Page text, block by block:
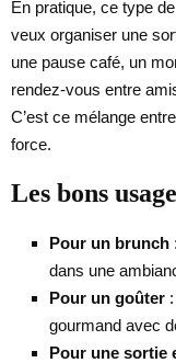
En pratique, ce type
veux organiser une
une pause café, un
rendez-vous entre
C’est ce mélange
force.
Les bons
Pour un brunch
dans une
Pour un goûter
gourmand avec
Pour une sortie